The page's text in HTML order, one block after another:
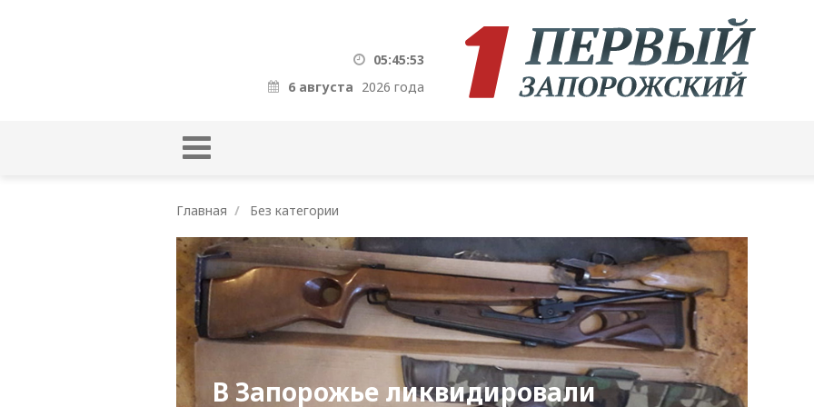
05:45:54
6 августа 2026 года
Главная Без категории
В Запорожье ликвидировали